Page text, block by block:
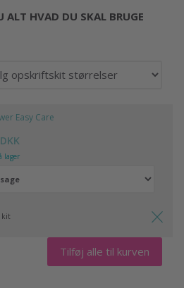
ALT HVAD DU SKAL BRUGE
Easy Care
lager
kit
Tilføj alle til kurven